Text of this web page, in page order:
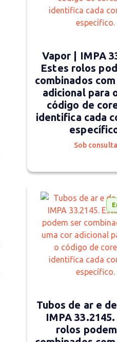
Vapor | IMPA
Estes rolos
combinados
adicional para
código de
identifica cada
Sob consulta
Tubos de ar e de
IMPA
rolos